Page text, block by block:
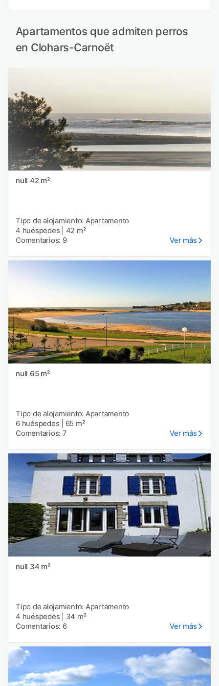
Apartamentos que admiten perros
en Clohars-Carnoët
null 42 m²
Tipo de alojamiento: Apartamento
4 huéspedes
42 m²
Comentarios: 9
Ver más
null 65 m²
Tipo de alojamiento: Apartamento
6 huéspedes
65 m²
Comentarios: 7
Ver más
null 34 m²
Tipo de alojamiento: Apartamento
4 huéspedes
34 m²
Comentarios: 6
Ver más